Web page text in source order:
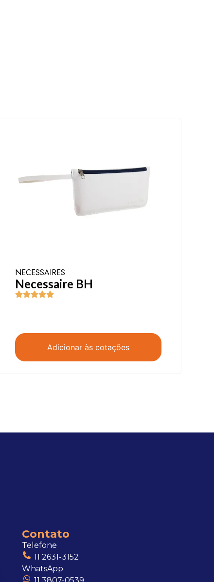
NECESSAIRES
Necessaire BH
Adicionar às cotações
Contato
Telefone
11 2631-3152
WhatsApp